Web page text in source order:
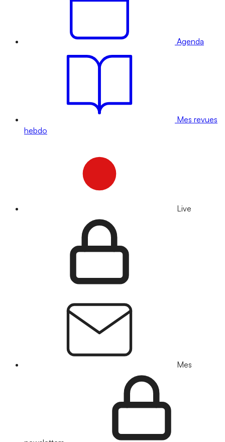
Agenda
Mes revues
hebdo
Live
Mes